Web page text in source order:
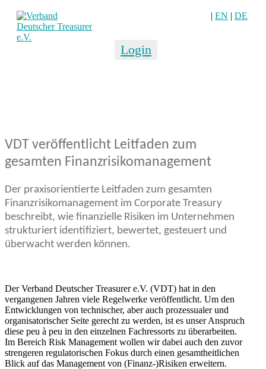
| EN | DE
Login
VDT veröffentlicht Leitfaden zum
gesamten Finanzrisikomanagement
Der praxisorientierte Leitfaden zum gesamten
Finanzrisikomanagement im Corporate Treasury
beschreibt, wie finanzielle Risiken im Unternehmen
strukturiert identifiziert, bewertet, gesteuert und
überwacht werden können.
Der Verband Deutscher Treasurer e.V. (VDT) hat in den
vergangenen Jahren viele Regelwerke veröffentlicht. Um den
Entwicklungen von technischer, aber auch prozessualer und
organisatorischer Seite gerecht zu werden, ist es unser Anspruch
diese peu à peu in den einzelnen Fachressorts zu überarbeiten.
Im Bereich Risk Management wollen wir dabei auch den zuvor
strengeren regulatorischen Fokus durch einen gesamtheitlichen
Blick auf das Management von (Finanz-)Risiken erweitern.